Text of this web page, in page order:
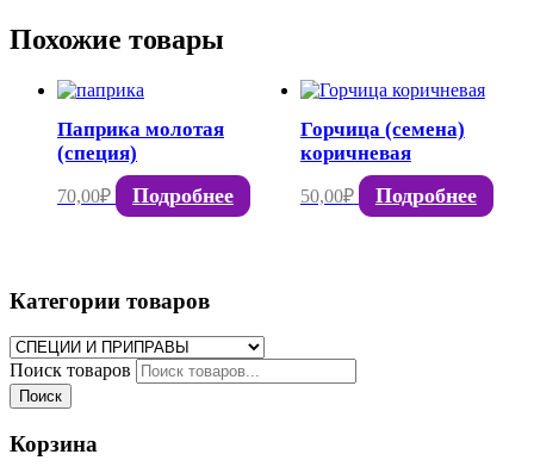
Похожие товары
Паприка молотая
(специя)
70,00₽ Подробнее
Горчица (семена)
коричневая
50,00₽ Подробнее
Категории товаров
Поиск товаров
Поиск
Корзина